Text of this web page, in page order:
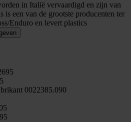
in Italië vervaardigd en zijn van
is een van de grootste producenten ter
Enduro en levert plastics
0022385.090